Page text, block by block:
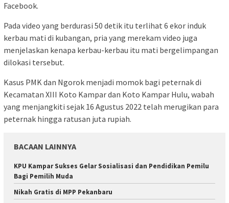
Facebook.
Pada video yang berdurasi 50 detik itu terlihat 6 ekor induk
kerbau mati di kubangan, pria yang merekam video juga
menjelaskan kenapa kerbau-kerbau itu mati bergelimpangan
dilokasi tersebut.
Kasus PMK dan Ngorok menjadi momok bagi peternak di
Kecamatan XIII Koto Kampar dan Koto Kampar Hulu, wabah
yang menjangkiti sejak 16 Agustus 2022 telah merugikan para
peternak hingga ratusan juta rupiah.
BACAAN LAINNYA
KPU Kampar Sukses Gelar Sosialisasi dan Pendidikan Pemilu
Bagi Pemilih Muda
Nikah Gratis di MPP Pekanbaru